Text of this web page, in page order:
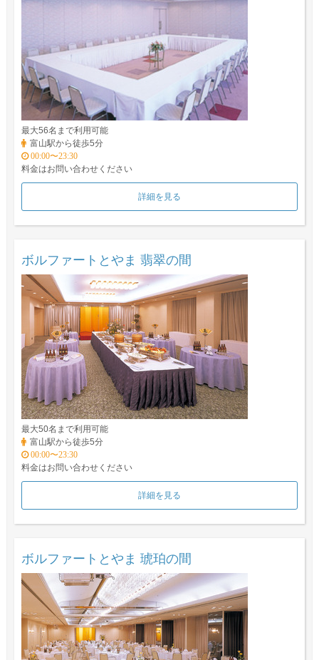
最大56名まで利用可能
富山駅から徒歩5分
00:00〜23:30
料金はお問い合わせください
詳細を見る
ボルファートとやま 翡翠の間
最大50名まで利用可能
富山駅から徒歩5分
00:00〜23:30
料金はお問い合わせください
詳細を見る
ボルファートとやま 琥珀の間